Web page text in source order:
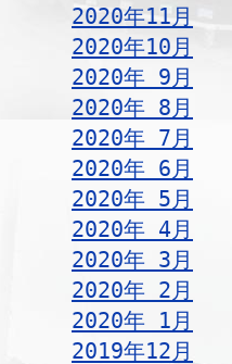
2020年11月
2020年10月
2020年 9月
2020年 8月
2020年 7月
2020年 6月
2020年 5月
2020年 4月
2020年 3月
2020年 2月
2020年 1月
2019年12月